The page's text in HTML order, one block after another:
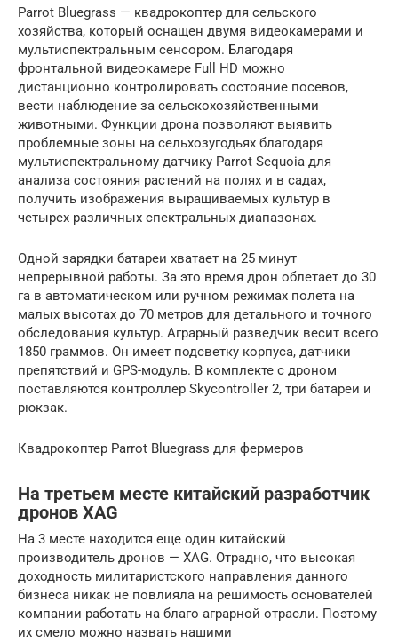
Parrot Bluegrass — квадрокоптер для сельского
хозяйства, который оснащен двумя видеокамерами и
мультиспектральным сенсором. Благодаря
фронтальной видеокамере Full HD можно
дистанционно контролировать состояние посевов,
вести наблюдение за сельскохозяйственными
животными. Функции дрона позволяют выявить
проблемные зоны на сельхозугодьях благодаря
мультиспектральному датчику Parrot Sequoia для
анализа состояния растений на полях и в садах,
получить изображения выращиваемых культур в
четырех различных спектральных диапазонах.
Одной зарядки батареи хватает на 25 минут
непрерывной работы. За это время дрон облетает до 30
га в автоматическом или ручном режимах полета на
малых высотах до 70 метров для детального и точного
обследования культур. Аграрный разведчик весит всего
1850 граммов. Он имеет подсветку корпуса, датчики
препятствий и GPS-модуль. В комплекте с дроном
поставляются контроллер Skycontroller 2, три батареи и
рюкзак.
Квадрокоптер Parrot Bluegrass для фермеров
На третьем месте китайский разработчик
дронов XAG
На 3 месте находится еще один китайский
производитель дронов — XAG. Отрадно, что высокая
доходность милитаристского направления данного
бизнеса никак не повлияла на решимость основателей
компании работать на благо аграрной отрасли. Поэтому
их смело можно назвать нашими